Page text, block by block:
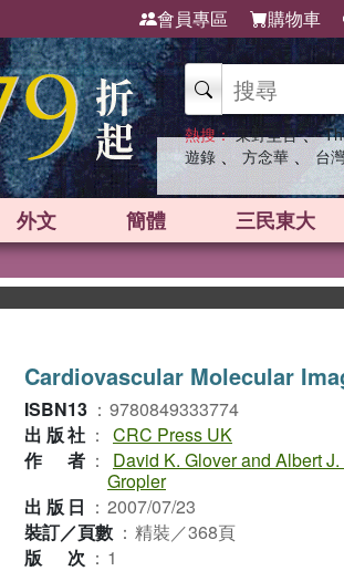
會員專區 購物車
熱搜： 東野圭吾 、
遊錄 、 方念華 、 台
外文 簡體 三民東大
Cardiovascular Molecular
ISBN13 ： 9780849333774
出版社 ： CRC Press UK
作者 ：
David K. Glover and Albert
Gropler
出版日 ： 2007/07/23
裝訂／頁數 ： 精裝／368頁
版次 ： 1